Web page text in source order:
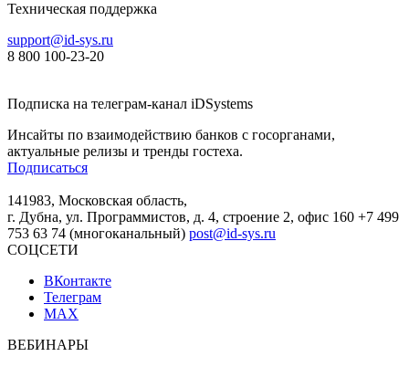
Техническая поддержка
support@id-sys.ru
8 800 100-23-20
Подписка на телеграм-канал iDSystems
Инсайты по взаимодействию банков с госорганами,
актуальные релизы и тренды гостеха.
Подписаться
141983, Московская область,
г. Дубна, ул. Программистов, д. 4, строение 2, офис 160 +7 499
753 63 74 (многоканальный) post@id-sys.ru
СОЦСЕТИ
ВКонтакте
Телеграм
MAX
ВЕБИНАРЫ